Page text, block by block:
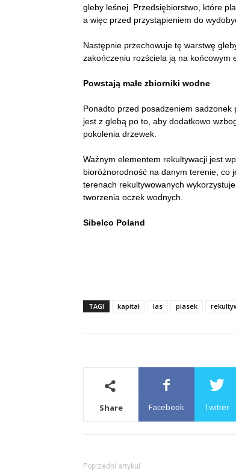
gleby leśnej. Przedsiębiorstwo, które
a więc przed przystąpieniem do
Następnie przechowuje tę warstwę
zakończeniu rozściela ją na końcowym
Powstają małe zbiorniki wodne
Ponadto przed posadzeniem sadzonek
jest z glebą po to, aby dodatkowo
pokolenia drzewek.
Ważnym elementem rekultywacji jest
bioróżnorodność na danym terenie, co
terenach rekultywowanych
tworzenia oczek wodnych.
Sibelco Poland
TAGI kapitał las piasek
Share Facebook Twitter
Poprzedni artykuł